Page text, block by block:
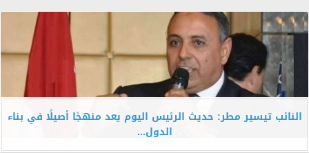
النائب تيسير مطر: حديث الرئيس اليوم يعد منهجًا أصيلًا في بناء
الدول...